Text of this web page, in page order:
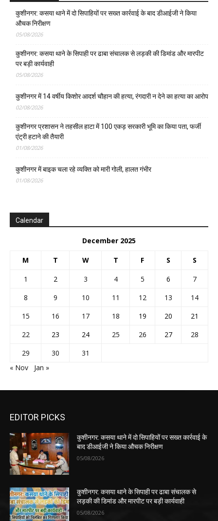
कुशीनगर: कसया थाने में दो सिपाहियों पर सख्त कार्रवाई के बाद डीआईजी ने किया
औचक निरीक्षण
05/08/2026
कुशीनगर: कसया थाने के सिपाही पर ढाबा संचालक से लड़की की डिमांड और मारपीट
पर बड़ी कार्यवाही
05/08/2026
कुशीनगर में 14 वर्षीय किशोर आदर्श चौहान की हत्या, रंगदारी न देने का हत्या का आरोप
02/08/2026
कुशीनगर प्रशासन ने तहसील हाटा में 100 एकड़ सरकारी भूमि का किया पता, फर्जी
एंट्री हटाने की तैयारी
01/08/2026
कुशीनगर में बाइक चला रहे व्यक्ति को मारी गोली, हालत गंभीर
01/08/2026
Calendar
December 2025
M T W T F S S
1 2 3 4 5 6
7
8
9 10 11 12 13
14
15
16 17 18 19 20
21
22
23 24 25 26 27
28
29
30
31
« Nov
Jan »
EDITOR PICKS
कुशीनगर: कसया थाने में दो सिपाहियों पर सख्त कार्रवाई के
बाद डीआईजी ने किया औचक निरीक्षण
05/08/2026
कुशीनगर: कसया थाने के सिपाही पर ढाबा संचालक से
लड़की की डिमांड और मारपीट पर बड़ी कार्यवाही
05/08/2026